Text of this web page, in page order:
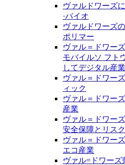
ヴァルドワーズ
·バイオ
ヴァルドワーズ
ポリマー
ヴァル＝ドワー
モバイルソ フト
してデジタル産業
ヴァル＝ドワー
ィック
ヴァル＝ドワー
産業
ヴァル＝ドワー
安全保障とリス
ヴァル＝ドワー
エコ産業
ヴァル=ドワーズ